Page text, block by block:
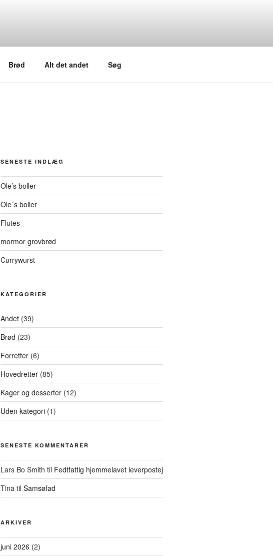
Brød Alt det andet Søg
SENESTE INDLÆG
Ole’s boller
Ole´s boller
Flutes
mormor grovbrød
Currywurst
KATEGORIER
Andet(39)
Brød (23)
Forretter(6)
Hovedretter(85)
Kager og desserter(12)
Uden kategori(1)
SENESTE KOMMENTARER
Lars Bo Smith til Fedtfattig hjemmelavet leverpostej
Tina til Samsøfad
ARKIVER
juni 2026 (2)